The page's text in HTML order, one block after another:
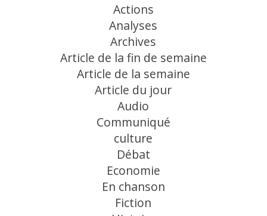
Actions
Analyses
Archives
Article de la fin de semaine
Article de la semaine
Article du jour
Audio
Communiqué
culture
Débat
Economie
En chanson
Fiction